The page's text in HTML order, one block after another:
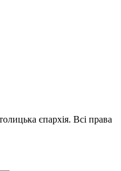
єпархія. Всі права